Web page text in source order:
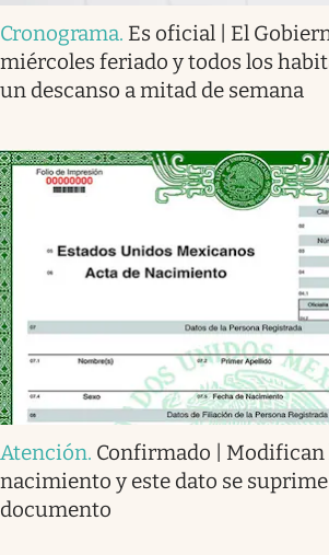
Cronograma. Es oficial | El
miércoles feriado y todos los
un descanso a mitad de semana
Atención. Confirmado | Modifican
nacimiento y este dato se
documento